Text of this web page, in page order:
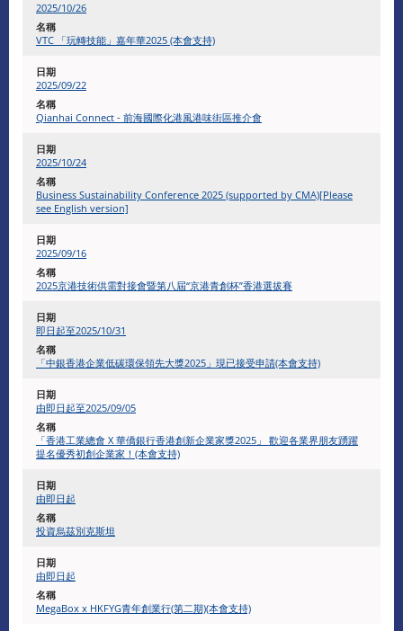
2025/10/26
VTC 「玩轉技能」嘉年華2025 (本會支持)
2025/09/22
Qianhai Connect - 前海國際化港風港味街區推介會
2025/10/24
Business Sustainability Conference 2025 (supported by CMA)[Please
see English version]
2025/09/16
2025京港技術供需對接會暨第八屆“京港青創杯”香港選拔賽
即日起至2025/10/31
「中銀香港企業低碳環保領先大獎2025」現已接受申請(本會支持)
由即日起至2025/09/05
「香港工業總會 X 華僑銀行香港創新企業家獎2025」 歡迎各業界朋友踴躍
提名優秀初創企業家！(本會支持)
由即日起
投資烏茲別克斯坦
由即日起
MegaBox x HKFYG青年創業行(第二期)(本會支持)